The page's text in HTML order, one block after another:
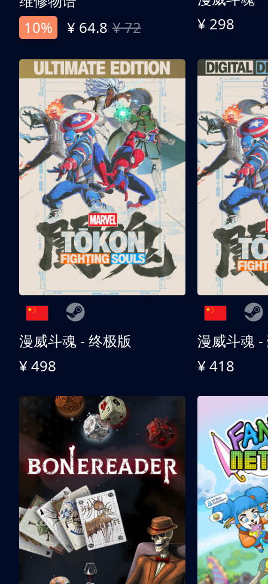
10%
¥ 64.8 ¥ 72
¥ 298
漫威斗魂 - 终极版
¥ 498
漫威斗魂 -
¥ 418